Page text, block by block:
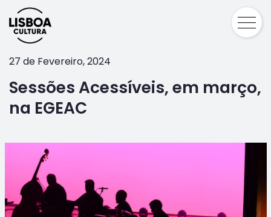
27 de Fevereiro, 2024
Sessões Acessíveis, em março,
na EGEAC